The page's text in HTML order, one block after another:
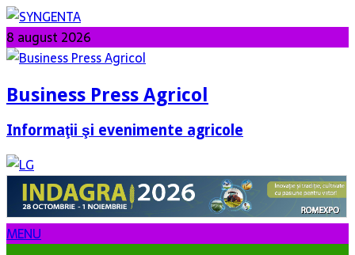
8 august 2026
Business Press Agricol
Informaţii şi evenimente agricole
MENU